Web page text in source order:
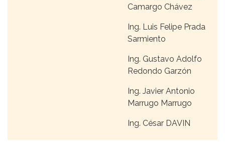
Camargo Chávez
Ing. Luis Felipe Prada
Sarmiento
Ing. Gustavo Adolfo
Redondo Garzón
Ing. Javier Antonio
Marrugo Marrugo
Ing. César DAVIN